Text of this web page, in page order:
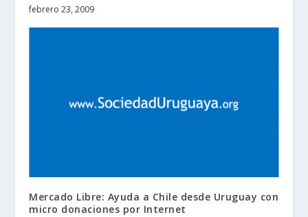
febrero 23, 2009
Mercado Libre: Ayuda a Chile desde Uruguay con
micro donaciones por Internet